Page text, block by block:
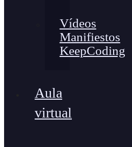
Vídeos
Manifiestos
KeepCoding
Aula
virtual